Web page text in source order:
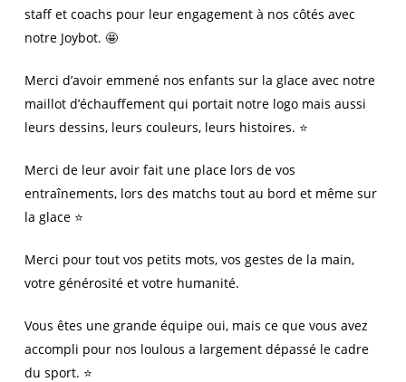
staff et coachs pour leur engagement à nos côtés avec
notre Joybot. 🤩
Merci d’avoir emmené nos enfants sur la glace avec notre
maillot d’échauffement qui portait notre logo mais aussi
leurs dessins, leurs couleurs, leurs histoires. ⭐️
Merci de leur avoir fait une place lors de vos
entraînements, lors des matchs tout au bord et même sur
la glace ⭐️
Merci pour tout vos petits mots, vos gestes de la main,
votre générosité et votre humanité.
Vous êtes une grande équipe oui, mais ce que vous avez
accompli pour nos loulous a largement dépassé le cadre
du sport. ⭐️